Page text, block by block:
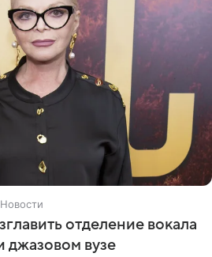
отделение вокала
джазовом вузе